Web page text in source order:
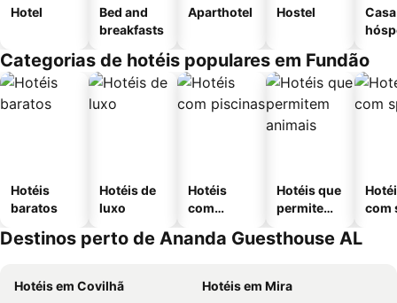
Hotel
Bed and
breakfasts
Aparthotel Hostel
Categorias de hotéis populares em Fundão
Hotéis
baratos
Hotéis de
luxo
Hotéis
com
Hotéis que
permitem
com
Destinos perto de Ananda Guesthouse AL
Hotéis em Covilhã
Hotéis em Mira